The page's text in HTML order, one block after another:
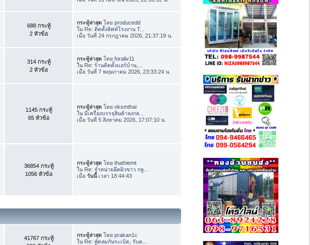
688 กระทู้
2 หัวข้อ
กระทู้ล่าสุด โดยproducedd
ใน Re: ติดตั้งลิฟท์โรงงาน T...
เมื่อ วันที่ 24 กรกฎาคม 2026, 21:37:19 น.
314 กระทู้
2 หัวข้อ
กระทู้ล่าสุด โดยforaliv11
ใน Re: ร้านติดตั้งแอร์บ้าน,...
เมื่อ วันที่ 7 พฤษภาคม 2026, 23:33:24 น.
1145 กระทู้
65 หัวข้อ
กระทู้ล่าสุด โดยoksmthai
ในมีเครื่องบรรจุสินค้าลงกล...
เมื่อ วันที่ 5 สิงหาคม 2026, 17:07:10 น.
36854 กระทู้
1056 หัวข้อ
กระทู้ล่าสุด โดยthathiemt
ใน Re: จำหน่ายฉีดผิวขาว กลู...
เมื่อวันนี้เวลา 18:44:43
41767 กระทู้
กระทู้ล่าสุด โดยprakan1c
ใน Re: พัดลมกันระเบิด, รับต...